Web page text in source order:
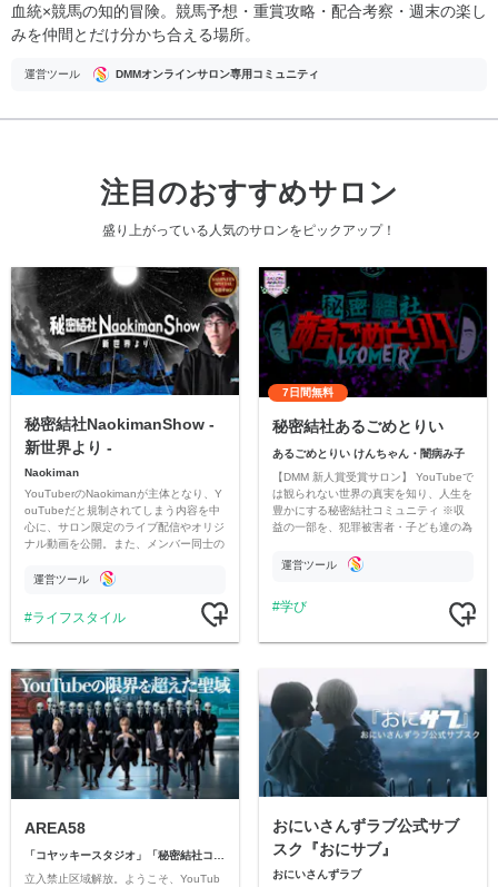
血統×競馬の知的冒険。競馬予想・重賞攻略・配合考察・週末の楽し
みを仲間とだけ分かち合える場所。
運営ツール DMMオンラインサロン専用コミュニティ
注目のおすすめサロン
盛り上がっている人気のサロンをピックアップ！
秘密結社NaokimanShow -
新世界より -
Naokiman
YouTuberのNaokimanが主体となり、Y
ouTubeだと規制されてしまう内容を中
心に、サロン限定のライブ配信やオリジ
ナル動画を公開。また、メンバー同士の
ただいています。
運営ツール
ライフスタイル
7日間無料
秘密結社あるごめとりい
あるごめとりい けんちゃん・闇病み子
【DMM 新人賞受賞サロン】 YouTubeで
は観られない世界の真実を知り、人生を
豊かにする秘密結社コミュニティ ※収
益の一部を、犯罪被害者・子ども達の為
す運営ツール
学び
AREA58
「コヤッキースタジオ」「秘密結社コヤミナティ」
立入禁止区域解放。ようこそ、YouTub
おにいさんずラブ公式サブ
スク『おにサブ』
おにいさんずラブ